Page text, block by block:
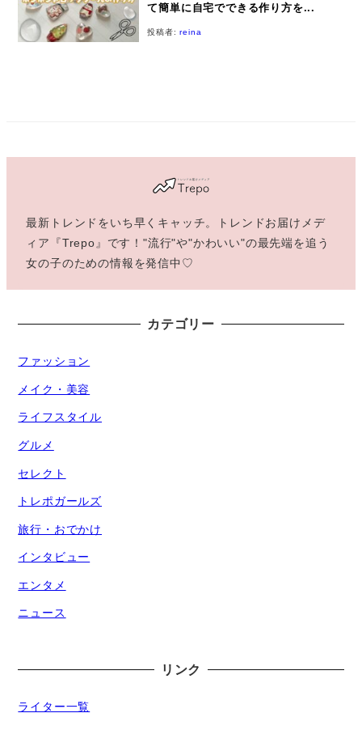
て簡単に自宅でできる作り方を...
投稿者:reina
最新トレンドをいち早くキャッチ。トレンドお届けメデ
ィア『Trepo』です！"流行"や"かわいい"の最先端を追う
女の子のための情報を発信中♡
カテゴリー
ファッション
メイク・美容
ライフスタイル
グルメ
セレクト
トレポガールズ
旅行・おでかけ
インタビュー
エンタメ
ニュース
リンク
ライター一覧